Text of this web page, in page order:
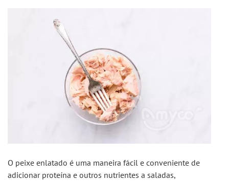
O peixe enlatado é uma maneira fácil e conveniente de
adicionar proteína e outros nutrientes a saladas,